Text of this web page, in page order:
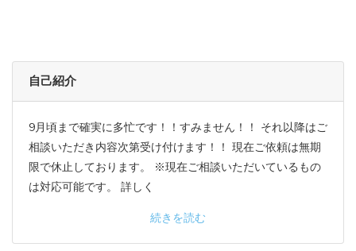
自己紹介
9月頃まで確実に多忙です！！すみません！！ それ以降はご
相談いただき内容次第受け付けます！！ 現在ご依頼は無期
限で休止しております。 ※現在ご相談いただいているもの
は対応可能です。 詳しく
続きを読む